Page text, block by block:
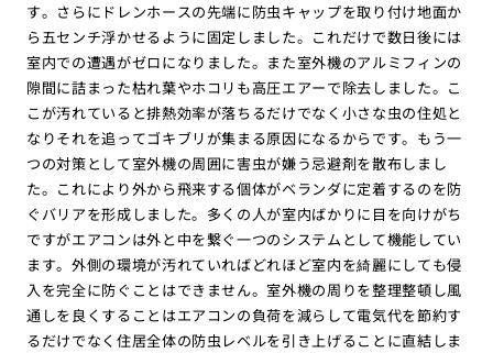
す。さらにドレンホースの先端に防虫キャップを取り付け地面か
ら五センチ浮かせるように固定しました。これだけで数日後には
室内での遭遇がゼロになりました。また室外機のアルミフィンの
隙間に詰まった枯れ葉やホコリも高圧エアーで除去しました。こ
こが汚れていると排熱効率が落ちるだけでなく小さな虫の住処と
なりそれを追ってゴキブリが集まる原因になるからです。もう一
つの対策として室外機の周囲に害虫が嫌う忌避剤を散布しまし
た。これにより外から飛来する個体がベランダに定着するのを防
ぐバリアを形成しました。多くの人が室内ばかりに目を向けがち
ですがエアコンは外と中を繋ぐ一つのシステムとして機能してい
ます。外側の環境が汚れていればどれほど室内を綺麗にしても侵
入を完全に防ぐことはできません。室外機の周りを整理整頓し風
通しを良くすることはエアコンの負荷を減らして電気代を節約す
るだけでなく住居全体の防虫レベルを引き上げることに直結しま